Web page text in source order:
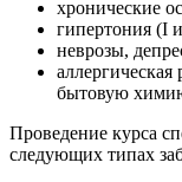
хронические
гипертония (I
неврозы,
бытовую
Проведение курса
следующих типах